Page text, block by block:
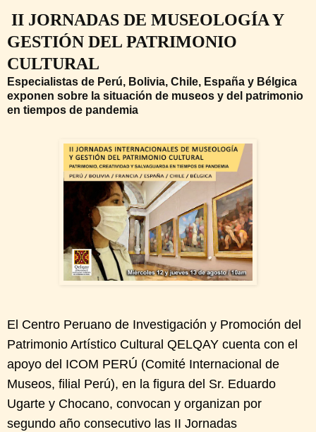
II JORNADAS DE MUSEOLOGÍA Y
GESTIÓN DEL PATRIMONIO
CULTURAL
Especialistas de Perú, Bolivia, Chile, España y Bélgica
exponen sobre la situación de museos y del patrimonio
en tiempos de pandemia
El Centro Peruano de Investigación y Promoción del
Patrimonio Artístico Cultural QELQAY cuenta con el
apoyo del ICOM PERÚ (Comité Internacional de
Museos, filial Perú), en la figura del Sr. Eduardo
Ugarte y Chocano, convocan y organizan por
segundo año consecutivo las II Jornadas